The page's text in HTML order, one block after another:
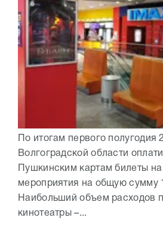
По итогам первого полугодия
Волгоградской области
Пушкинским картам билеты на
мероприятия на общую сумму
Наибольший объем расходов
кинотеатры –...